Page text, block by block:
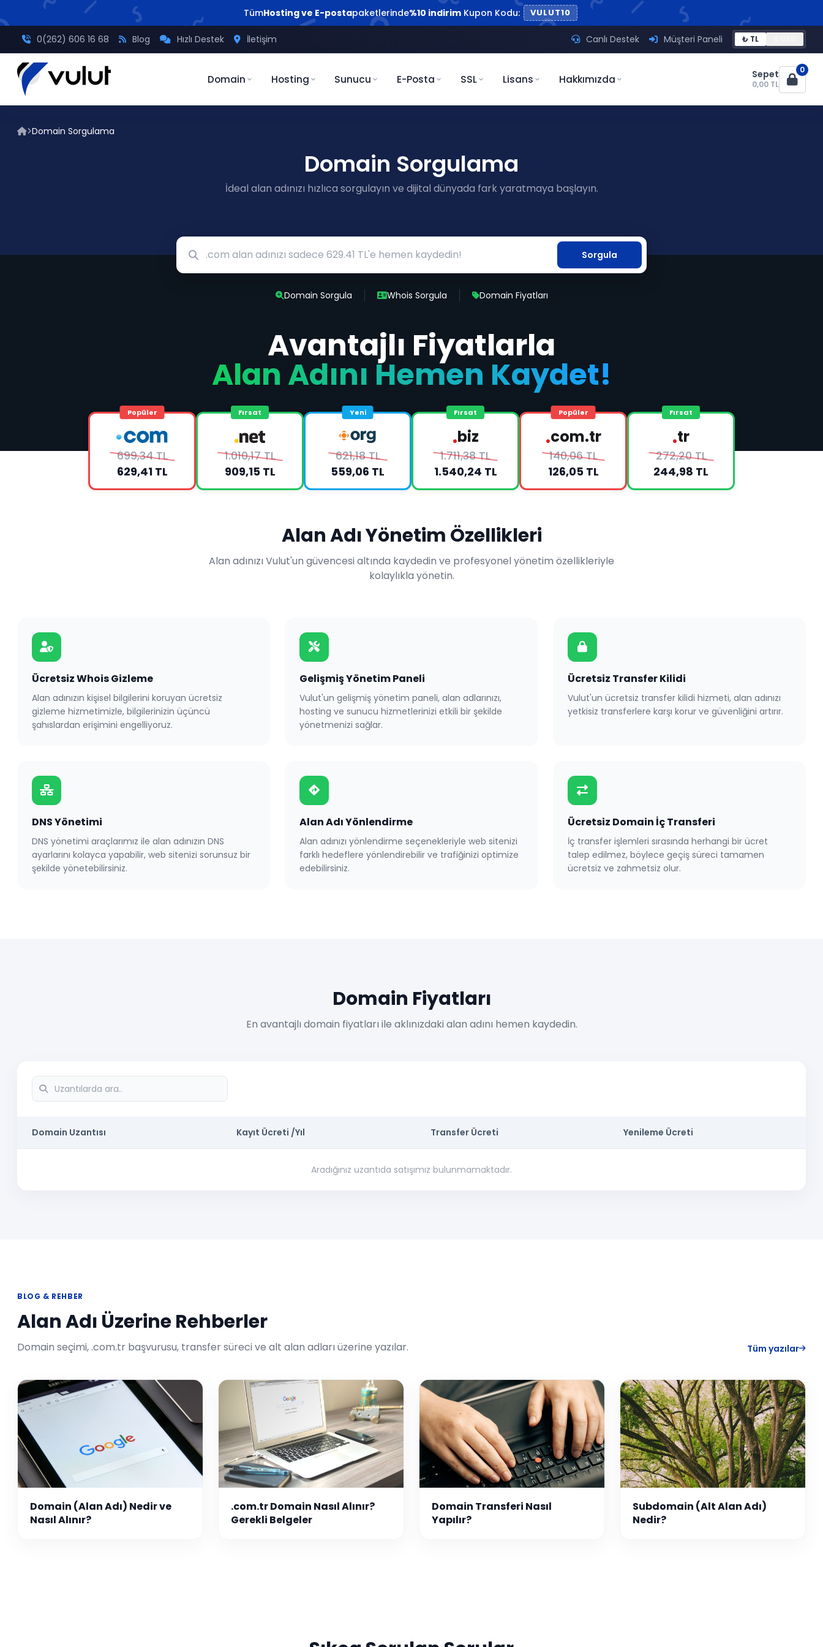
TümHosting ve E-postapaketlerinde%10 indirim Kupon Kodu: VULUT10
0(262) 606 16 68 Blog Hızlı Destek İletişim Canlı Destek Müşteri Paneli ₺ TL
Domain Hosting Sunucu E-Posta SSL Lisans Hakkımızda Sepet
0,00 TL
0
Domain Sorgulama
Domain Sorgulama
İdeal alan adınızı hızlıca sorgulayın ve dijital dünyada fark yaratmaya başlayın.
Sorgula
Domain Sorgula Whois Sorgula Domain Fiyatları
Avantajlı Fiyatlarla
Alan Adını Hemen Kaydet!
Popüler
699,34 TL
629,41 TL
Fırsat
1.010,17 TL
909,15 TL
Yeni
621,18 TL
559,06 TL
Fırsat
.biz
1.711,38 TL
1.540,24 TL
Popüler
.com.tr
140,06 TL
126,05 TL
Fırsat
.tr
272,20 TL
244,98 TL
Alan Adı Yönetim Özellikleri
Alan adınızı Vulut'un güvencesi altında kaydedin ve profesyonel yönetim özellikleriyle
kolaylıkla yönetin.
Ücretsiz Whois Gizleme
Alan adınızın kişisel bilgilerini koruyan ücretsiz
gizleme hizmetimizle, bilgilerinizin üçüncü
şahıslardan erişimini engelliyoruz.
Gelişmiş Yönetim Paneli
Vulut'un gelişmiş yönetim paneli, alan adlarınızı,
hosting ve sunucu hizmetlerinizi etkili bir şekilde
yönetmenizi sağlar.
Ücretsiz Transfer Kilidi
Vulut'un ücretsiz transfer kilidi hizmeti, alan adınızı
yetkisiz transferlere karşı korur ve güvenliğini artırır.
DNS Yönetimi
DNS yönetimi araçlarımız ile alan adınızın DNS
ayarlarını kolayca yapabilir, web sitenizi sorunsuz bir
şekilde yönetebilirsiniz.
Alan Adı Yönlendirme
Alan adınızı yönlendirme seçenekleriyle web sitenizi
farklı hedeflere yönlendirebilir ve trafiğinizi optimize
edebilirsiniz.
Ücretsiz Domain İç Transferi
İç transfer işlemleri sırasında herhangi bir ücret
talep edilmez, böylece geçiş süreci tamamen
ücretsiz ve zahmetsiz olur.
Domain Fiyatları
En avantajlı domain fiyatları ile aklınızdaki alan adını hemen kaydedin.
Domain Uzantısı Kayıt Ücreti /Yıl Transfer Ücreti Yenileme Ücreti
Aradığınız uzantıda satışımız bulunmamaktadır.
BLOG & REHBER
Alan Adı Üzerine Rehberler
Domain seçimi, .com.tr başvurusu, transfer süreci ve alt alan adları üzerine yazılar. Tüm yazılar
Domain (Alan Adı) Nedir ve
Nasıl Alınır?
.com.tr Domain Nasıl Alınır?
Gerekli Belgeler
Domain Transferi Nasıl
Yapılır?
Subdomain (Alt Alan Adı)
Nedir?